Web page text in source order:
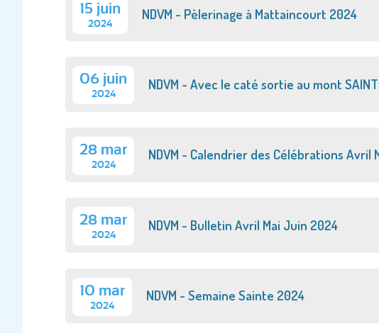
15 juin
2024
NDVM - Pèlerinage à Mattaincourt 2024
06 juin
2024
NDVM - Avec le caté sortie au mont
28 mar
2024
NDVM - Calendrier des Célébrations Avril
28 mar
2024
NDVM - Bulletin Avril Mai Juin 2024
10 mar
2024
NDVM - Semaine Sainte 2024